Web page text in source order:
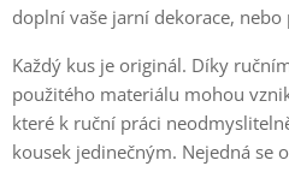
doplní vaše jarní dekorace,
Každý kus je originál. Díky
použitého materiálu mohou
které k ruční práci
kousek jedinečným. Nejedná se